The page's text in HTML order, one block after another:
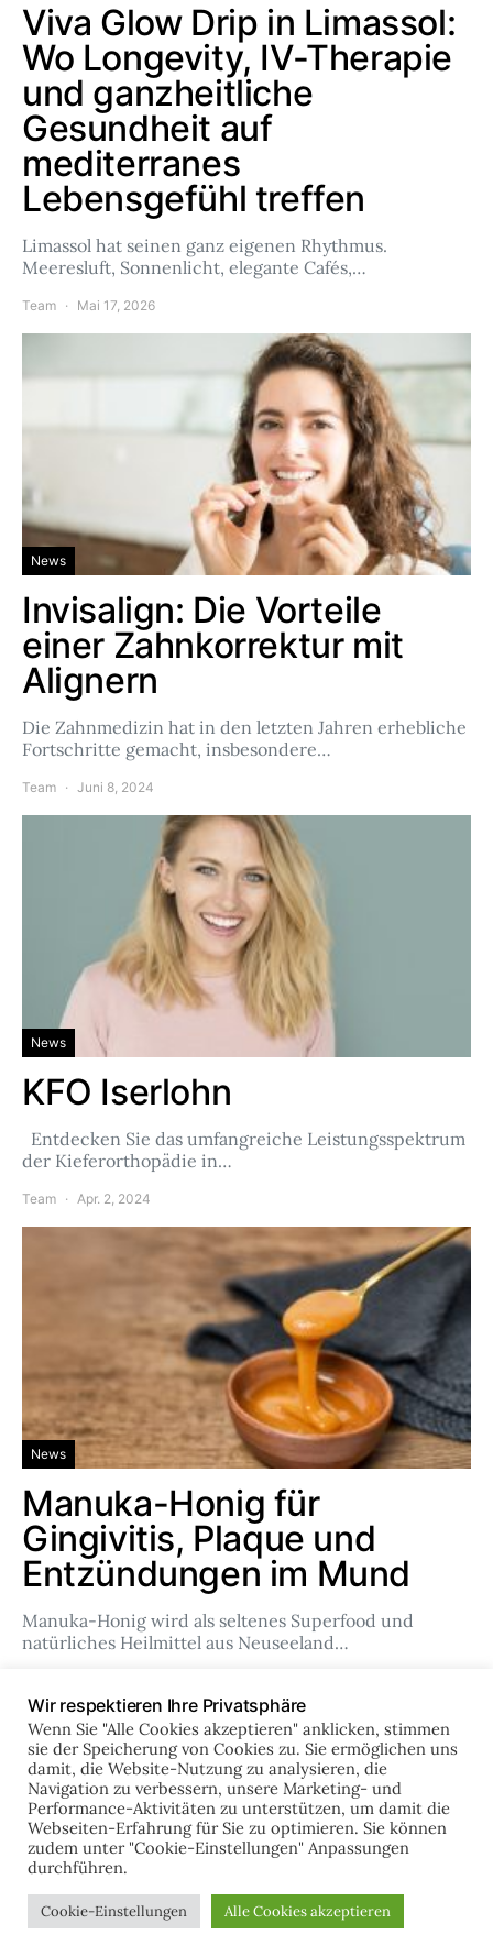
Viva Glow Drip in Limassol:
Wo Longevity, IV-Therapie
und ganzheitliche
Gesundheit auf
mediterranes
Lebensgefühl treffen
Limassol hat seinen ganz eigenen Rhythmus.
Meeresluft, Sonnenlicht, elegante Cafés,…
Team Mai 17, 2026
News
Invisalign: Die Vorteile
einer Zahnkorrektur mit
Alignern
Die Zahnmedizin hat in den letzten Jahren erhebliche
Fortschritte gemacht, insbesondere…
Team Juni 8, 2024
News
KFO Iserlohn
Entdecken Sie das umfangreiche Leistungsspektrum
der Kieferorthopädie in…
Team Apr. 2, 2024
News
Manuka-Honig für
Gingivitis, Plaque und
Entzündungen im Mund
Manuka-Honig wird als seltenes Superfood und
natürliches Heilmittel aus Neuseeland…
online-zahnklinik.de
IMPRESSUM DATENSCHUTZ
Wir respektieren Ihre Privatsphäre
Wenn Sie "Alle Cookies akzeptieren" anklicken, stimmen
sie der Speicherung von Cookies zu. Sie ermöglichen uns
damit, die Website-Nutzung zu analysieren, die
Navigation zu verbessern, unsere Marketing- und
Performance-Aktivitäten zu unterstützen, um damit die
Webseiten-Erfahrung für Sie zu optimieren. Sie können
zudem unter "Cookie-Einstellungen" Anpassungen
durchführen.
Cookie-Einstellungen Alle Cookies akzeptieren